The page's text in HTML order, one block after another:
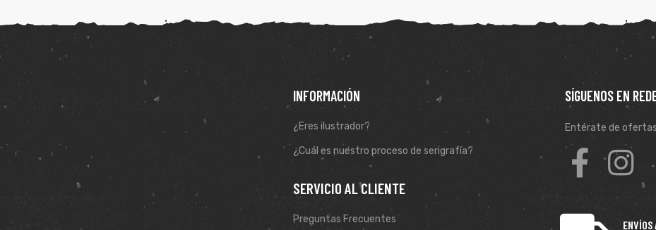
INFORMACIÓN
¿Eres ilustrador?
¿Cuál es nuestro proceso de serigrafía?
SERVICIO AL CLIENTE
Preguntas Frecuentes
SÍGUENOS EN
Entérate de
ENVÍOS
|
tu